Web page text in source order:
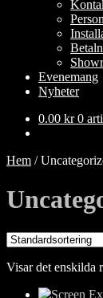
Evenemang
Nyheter
0.00 kr 0
Hem /
Visar det enskilda